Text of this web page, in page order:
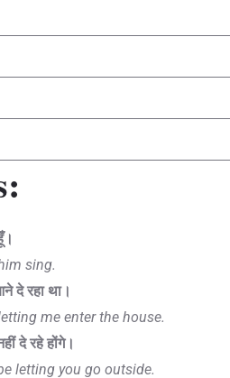
sing.
दे रहा था।
me enter the house.
दे रहे होंगे।
letting you go outside.